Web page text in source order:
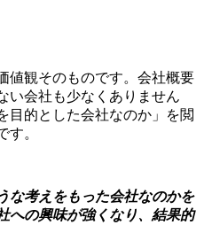
値観そのものです。会社概要
い会社も少なくありません
目的とした会社なのか」を閲
す。
な考えをもった会社なのかを
への興味が強くなり、結果的